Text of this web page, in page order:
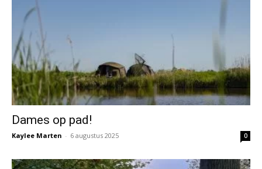
Dames op pad!
Kaylee Marten - 6 augustus 2025 0